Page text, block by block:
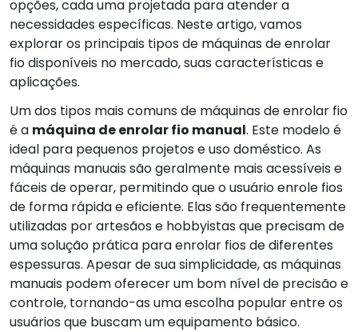
opções, cada uma projetada para atender a
necessidades específicas. Neste artigo, vamos
explorar os principais tipos de máquinas de enrolar
fio disponíveis no mercado, suas características e
aplicações.
Um dos tipos mais comuns de máquinas de enrolar fio
é a máquina de enrolar fio manual. Este modelo é
ideal para pequenos projetos e uso doméstico. As
máquinas manuais são geralmente mais acessíveis e
fáceis de operar, permitindo que o usuário enrole fios
de forma rápida e eficiente. Elas são frequentemente
utilizadas por artesãos e hobbyistas que precisam de
uma solução prática para enrolar fios de diferentes
espessuras. Apesar de sua simplicidade, as máquinas
manuais podem oferecer um bom nível de precisão e
controle, tornando-as uma escolha popular entre os
usuários que buscam um equipamento básico.